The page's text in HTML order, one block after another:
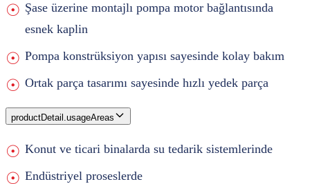
Şase üzerine montajlı pompa motor bağlantısında
esnek kaplin
Pompa konstrüksiyon yapısı sayesinde kolay bakım
Ortak parça tasarımı sayesinde hızlı yedek parça
productDetail.usageAreas
Konut ve ticari binalarda su tedarik sistemlerinde
Endüstriyel proseslerde